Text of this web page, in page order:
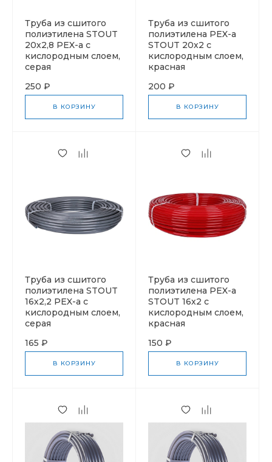
Труба из сшитого
полиэтилена STOUT
20х2,8 PEX-a с
кислородным слоем,
серая
250 ₽
В КОРЗИНУ
Труба из сшитого
полиэтилена PEX-a
STOUT 20х2 с
кислородным слоем,
красная
200 ₽
В КОРЗИНУ
Труба из сшитого
полиэтилена STOUT
16х2,2 PEX-a с
кислородным слоем,
серая
165 ₽
В КОРЗИНУ
Труба из сшитого
полиэтилена PEX-a
STOUT 16х2 с
кислородным слоем,
красная
150 ₽
В КОРЗИНУ